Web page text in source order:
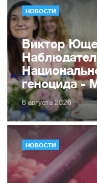
НОВОСТИ
Виктор
геноцида -
6 августа 2026
НОВОСТИ